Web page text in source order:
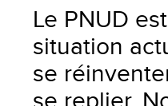
Le PNUD
situation
se